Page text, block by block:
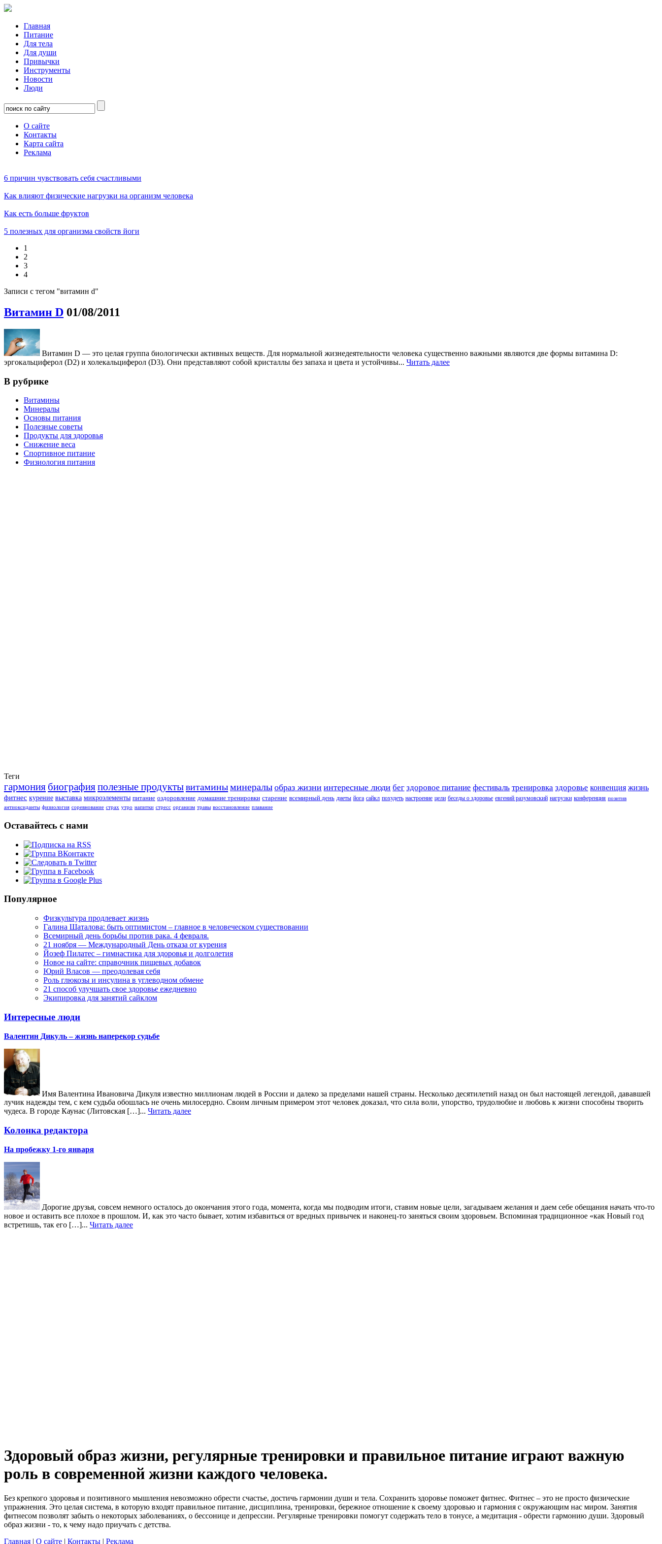
Главная
Питание
Для тела
Для души
Привычки
Инструменты
Новости
Люди
О сайте
Контакты
Карта сайта
Реклама
6 причин чувствовать себя счастливыми
Как влияют физические нагрузки на организм человека
Как есть больше фруктов
5 полезных для организма свойств йоги
1
2
3
4
Записи с тегом "витамин d"
Витамин D 01/08/2011
Витамин D — это целая группа биологически активных веществ. Для нормальной жизнедеятельности человека существенно важными являются две формы витамина D:
эргокальциферол (D2) и холекальциферол (D3). Они представляют собой кристаллы без запаха и цвета и устойчивы... Читать далее
В рубрике
Витамины
Минералы
Основы питания
Полезные советы
Продукты для здоровья
Снижение веса
Спортивное питание
Физиология питания
Теги
гармония биографияполезные продуктывитаминыминералы образ жизни интересные люди бег здоровое питание фестиваль тренировка здоровье конвенция жизнь
фитнес курение выставка микроэлементы питание оздоровление домашние тренировки старение всемирный день диеты йога сайкл похудеть настроение цели беседы о здоровье евгений разумовский нагрузки конференция позитив
антиоксиданты физиология соревнование страх утро напитки стресс организм травы восстановление плавание
Оставайтесь с нами
Популярное
Физкультура продлевает жизнь
Галина Шаталова: быть оптимистом – главное в человеческом существовании
Всемирный день борьбы против рака. 4 февраля.
21 ноября — Международный День отказа от курения
Йозеф Пилатес – гимнастика для здоровья и долголетия
Новое на сайте: справочник пищевых добавок
Юрий Власов — преодолевая себя
Роль глюкозы и инсулина в углеводном обмене
21 способ улучшать свое здоровье ежедневно
Экипировка для занятий сайклом
Интересные люди
Валентин Дикуль – жизнь наперекор судьбе
Имя Валентина Ивановича Дикуля известно миллионам людей в России и далеко за пределами нашей страны. Несколько десятилетий назад он был настоящей легендой, дававшей
лучик надежды тем, с кем судьба обошлась не очень милосердно. Своим личным примером этот человек доказал, что сила воли, упорство, трудолюбие и любовь к жизни способны творить
чудеса. В городе Каунас (Литовская […]... Читать далее
Колонка редактора
На пробежку 1-го января
Дорогие друзья, совсем немного осталось до окончания этого года, момента, когда мы подводим итоги, ставим новые цели, загадываем желания и даем себе обещания начать что-то
новое и оставить все плохое в прошлом. И, как это часто бывает, хотим избавиться от вредных привычек и наконец-то заняться своим здоровьем. Вспоминая традиционное «как Новый год
встретишь, так его […]... Читать далее
Здоровый образ жизни, регулярные тренировки и правильное питание играют важную
роль в современной жизни каждого человека.
Без крепкого здоровья и позитивного мышления невозможно обрести счастье, достичь гармонии души и тела. Сохранить здоровье поможет фитнес. Фитнес – это не просто физические
упражнения. Это целая система, в которую входят правильное питание, дисциплина, тренировки, бережное отношение к своему здоровью и гармония с окружающим нас миром. Занятия
фитнесом позволят забыть о некоторых заболеваниях, о бессонице и депрессии. Регулярные тренировки помогут содержать тело в тонусе, а медитация - обрести гармонию души. Здоровый
образ жизни - то, к чему надо приучать с детства.
Главная | О сайте | Контакты | Реклама